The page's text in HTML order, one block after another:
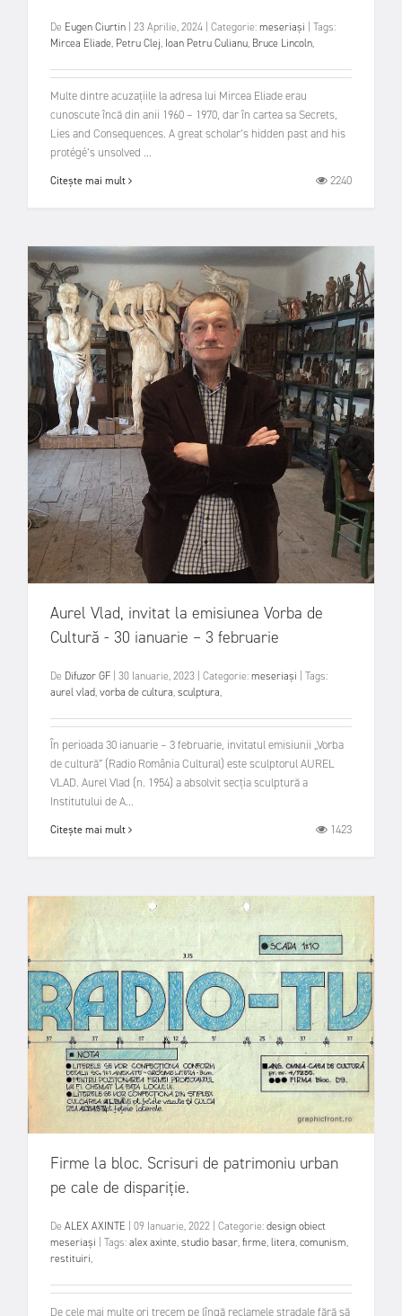
De Eugen Ciurtin 23 Aprilie, 2024 Categorie:meseriași
Tags:
Mircea Eliade, Petru Clej, Ioan Petru Culianu, Bruce Lincoln,
Multe dintre acuzațiile la adresa lui Mircea Eliade erau
cunoscute încă din anii 1960 – 1970, dar în cartea sa Secrets,
Lies and Consequences. A great scholar’s hidden past and his
protégé’s unsolved ...
Citește mai mult 2240
Aurel Vlad, invitat la emisiunea Vorba de
Cultură - 30 ianuarie – 3 februarie
De Difuzor GF | 30 Ianuarie, 2023 | Categorie:meseriași | Tags:
aurel vlad,vorba de cultura,sculptura,
În perioada 30 ianuarie – 3 februarie, invitatul emisiunii „Vorba
de cultură” (Radio România Cultural) este sculptorul AUREL
VLAD. Aurel Vlad (n. 1954) a absolvit secţia sculptură a
Institutului de A...
Citește mai mult 1423
Firme la bloc. Scrisuri de patrimoniu urban
pe cale de dispariție.
De ALEX AXINTE 09 Ianuarie, 2022 Categorie:design obiect
meseriași
Tags:alex axinte,studio basar,firme,litera,comunism,
restituiri,
De cele mai multe ori trecem pe lîngă reclamele stradale fără să